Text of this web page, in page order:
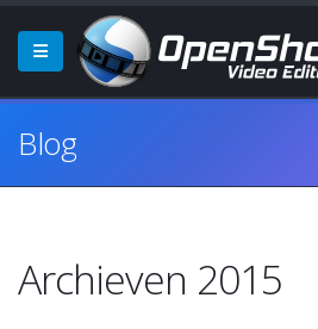
Blog
Archieven 2015